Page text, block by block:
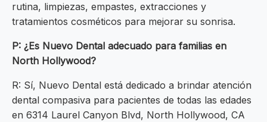
rutina, limpiezas, empastes, extracciones y
tratamientos cosméticos para mejorar su sonrisa.
P: ¿Es Nuevo Dental adecuado para familias en
North Hollywood?
R: Sí, Nuevo Dental está dedicado a brindar atención
dental compasiva para pacientes de todas las edades
en 6314 Laurel Canyon Blvd, North Hollywood, CA